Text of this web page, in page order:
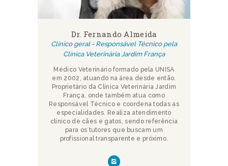
Dr. Fernando Almeida
Clínico geral - Responsável Técnico pela
Clínica Veterinária Jardim França
Médico Veterinário formado pela UNISA
em 2002, atuando na área desde então.
Proprietário da Clínica Veterinária Jardim
França, onde também atua como
Responsável Técnico e coordena todas as
especialidades. Realiza atendimento
clínico de cães e gatos, sendo referência
para os tutores que buscam um
profissional transparente e próximo.